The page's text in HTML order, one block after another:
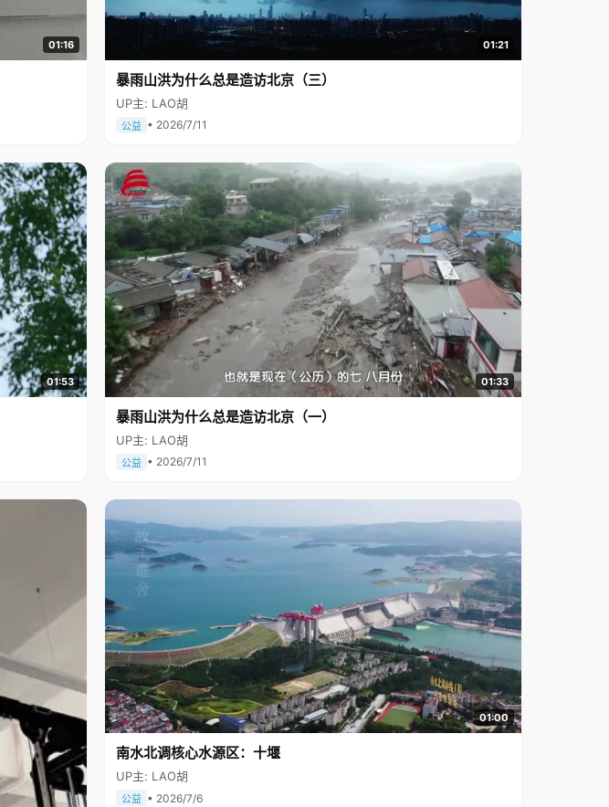
01:16 01:21
暴雨山洪为什么总是造访北京（三）
UP主: LAO胡
公益 • 2026/7/11
01:53 01:33
暴雨山洪为什么总是造访北京（一）
UP主: LAO胡
公益 • 2026/7/11
01:00
南水北调核心水源区：十堰
UP主: LAO胡
公益 • 2026/7/6